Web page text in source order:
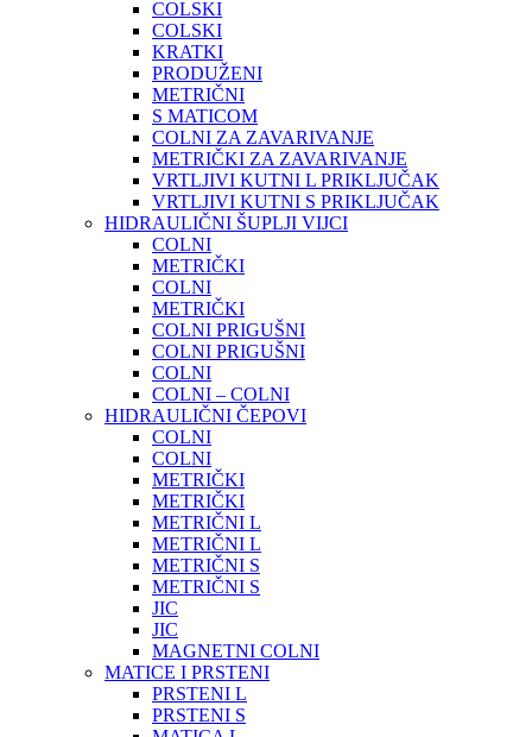
COLSKI
COLSKI
KRATKI
PRODUŽENI
METRIČNI
S MATICOM
COLNI ZA ZAVARIVANJE
METRIČKI ZA ZAVARIVANJE
VRTLJIVI KUTNI L PRIKLJUČAK
VRTLJIVI KUTNI S PRIKLJUČAK
HIDRAULIČNI ŠUPLJI VIJCI
COLNI
METRIČKI
COLNI
METRIČKI
COLNI PRIGUŠNI
COLNI PRIGUŠNI
COLNI
COLNI – COLNI
HIDRAULIČNI ČEPOVI
COLNI
COLNI
METRIČKI
METRIČKI
METRIČNI L
METRIČNI L
METRIČNI S
METRIČNI S
JIC
JIC
MAGNETNI COLNI
MATICE I PRSTENI
PRSTENI L
PRSTENI S